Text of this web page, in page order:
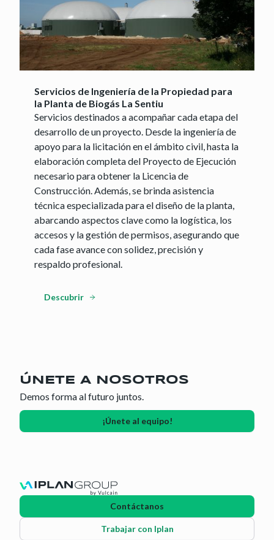
Servicios de Ingeniería de la Propiedad para
la Planta de Biogás La Sentiu
Servicios destinados a acompañar cada etapa del
desarrollo de un proyecto. Desde la ingeniería de
apoyo para la licitación en el ámbito civil, hasta la
elaboración completa del Proyecto de Ejecución
necesario para obtener la Licencia de
Construcción. Además, se brinda asistencia
técnica especializada para el diseño de la planta,
abarcando aspectos clave como la logística, los
accesos y la gestión de permisos, asegurando que
cada fase avance con solidez, precisión y
respaldo profesional.
Descubrir
ÚNETE A NOSOTROS
Demos forma al futuro juntos.
¡Únete al equipo!
Contáctanos
Trabajar con Iplan